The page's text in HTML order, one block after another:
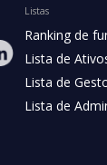
Listas
Ranking de
Lista de
Lista de
Lista de